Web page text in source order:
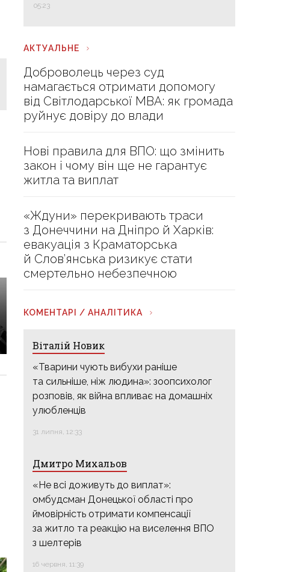
05:23
АКТУАЛЬНЕ
Доброволець через суд
намагається отримати допомогу
від Світлодарської МВА: як громада
руйнує довіру до влади
Нові правила для ВПО: що змінить
закон і чому він ще не гарантує
житла та виплат
«Ждуни» перекривають траси
з Донеччини на Дніпро й Харків:
евакуація з Краматорська
й Слов’янська ризикує стати
смертельно небезпечною
КОМЕНТАРІ / АНАЛІТИКА
Віталій Новик
«Тварини чують вибухи раніше
та сильніше, ніж людина»: зоопсихолог
розповів, як війна впливає на домашніх
улюбленців
31 липня, 12:33
Дмитро Михальов
«Не всі доживуть до виплат»:
омбудсман Донецької області про
ймовірність отримати компенсації
за житло та реакцію на виселення ВПО
з шелтерів
16 червня, 11:39